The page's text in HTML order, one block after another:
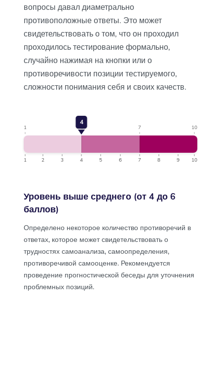
вопросы давал диаметрально
противоположные ответы. Это может
свидетельствовать о том, что он проходил
проходилось тестирование формально,
случайно нажимая на кнопки или о
противоречивости позиции тестируемого,
сложности понимания себя и своих качеств.
1 4 7 10
1 2 3 4 5 6 7 8 9 10
4
Уровень выше среднего (от 4 до 6
баллов)
Определено некоторое количество противоречий в
ответах, которое может свидетельствовать о
трудностях самоанализа, самоопределения,
противоречивой самооценке. Рекомендуется
проведение прогностической беседы для уточнения
проблемных позиций.